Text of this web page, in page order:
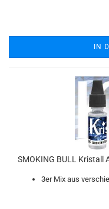
IN
SMOKING BULL Kristall
3er Mix aus